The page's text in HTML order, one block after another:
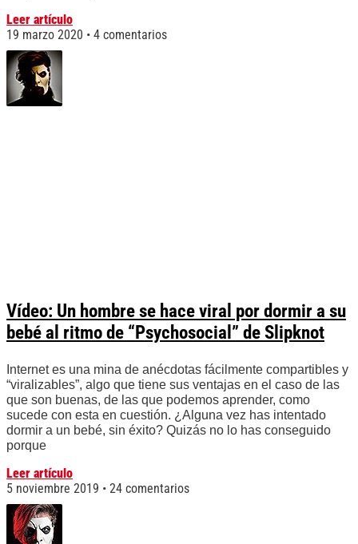
Leer artículo
19 marzo 2020
4 comentarios
Vídeo: Un hombre se hace viral por dormir a su
bebé al ritmo de “Psychosocial” de Slipknot
Internet es una mina de anécdotas fácilmente compartibles y
“viralizables”, algo que tiene sus ventajas en el caso de las
que son buenas, de las que podemos aprender, como
sucede con esta en cuestión. ¿Alguna vez has intentado
dormir a un bebé, sin éxito? Quizás no lo has conseguido
porque
Leer artículo
5 noviembre 2019
24 comentarios